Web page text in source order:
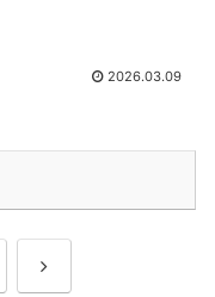
2026.03.09
次